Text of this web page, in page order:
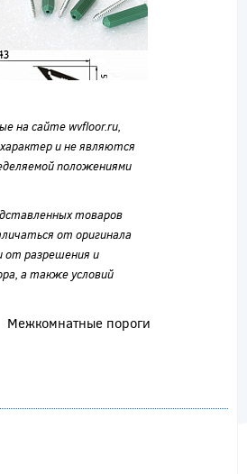
на сайте wvfloor.ru,
и не являются
положениями
товаров
от оригинала
от разрешения и
а также условий
Межкомнатные пороги